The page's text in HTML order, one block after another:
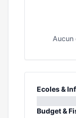
Aucun
Ecoles &
0%
Budget &